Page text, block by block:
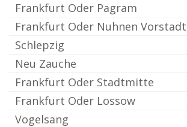
Frankfurt Oder Pagram
Frankfurt Oder Nuhnen Vorstadt
Schlepzig
Neu Zauche
Frankfurt Oder Stadtmitte
Frankfurt Oder Lossow
Vogelsang